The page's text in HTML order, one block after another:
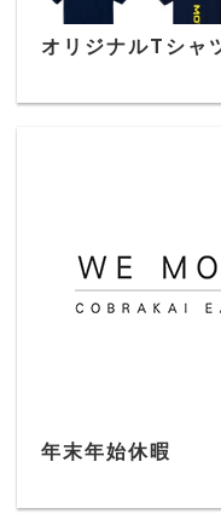
オリジナルTシャ
年末年始休暇